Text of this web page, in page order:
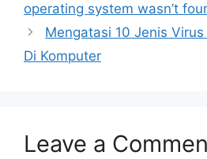
operating system wasn’t
Mengatasi 10 Jenis
Di Komputer
Leave a